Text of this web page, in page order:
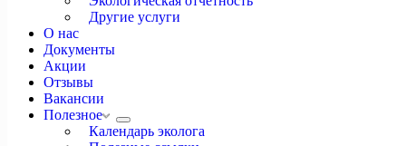
Другие услуги
О нас
Документы
Акции
Отзывы
Вакансии
Полезное
Календарь эколога